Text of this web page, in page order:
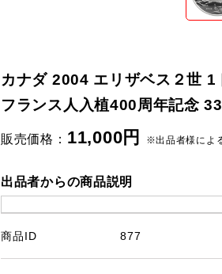
カナダ 2004 エリザベス２世
フランス人入植400周年記念
販売価格： 11,000円 ※出品者様によ
出品者からの商品説明
商品ID 877